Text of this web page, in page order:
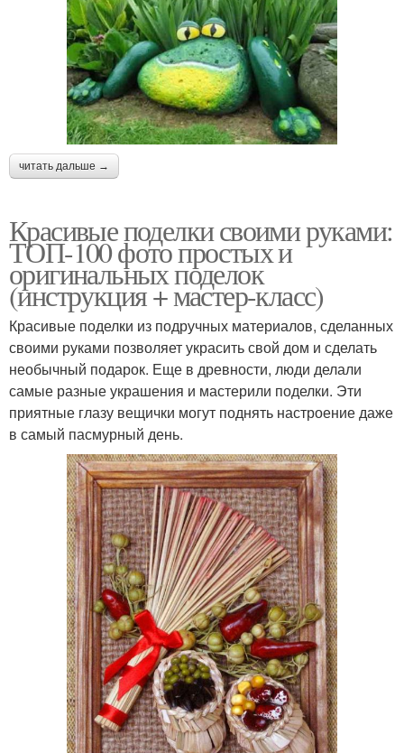
читать дальше →
Красивые поделки своими руками:
ТОП-100 фото простых и
оригинальных поделок
(инструкция + мастер-класс)
Красивые поделки из подручных материалов, сделанных
своими руками позволяет украсить свой дом и сделать
необычный подарок. Еще в древности, люди делали
самые разные украшения и мастерили поделки. Эти
приятные глазу вещички могут поднять настроение даже
в самый пасмурный день.